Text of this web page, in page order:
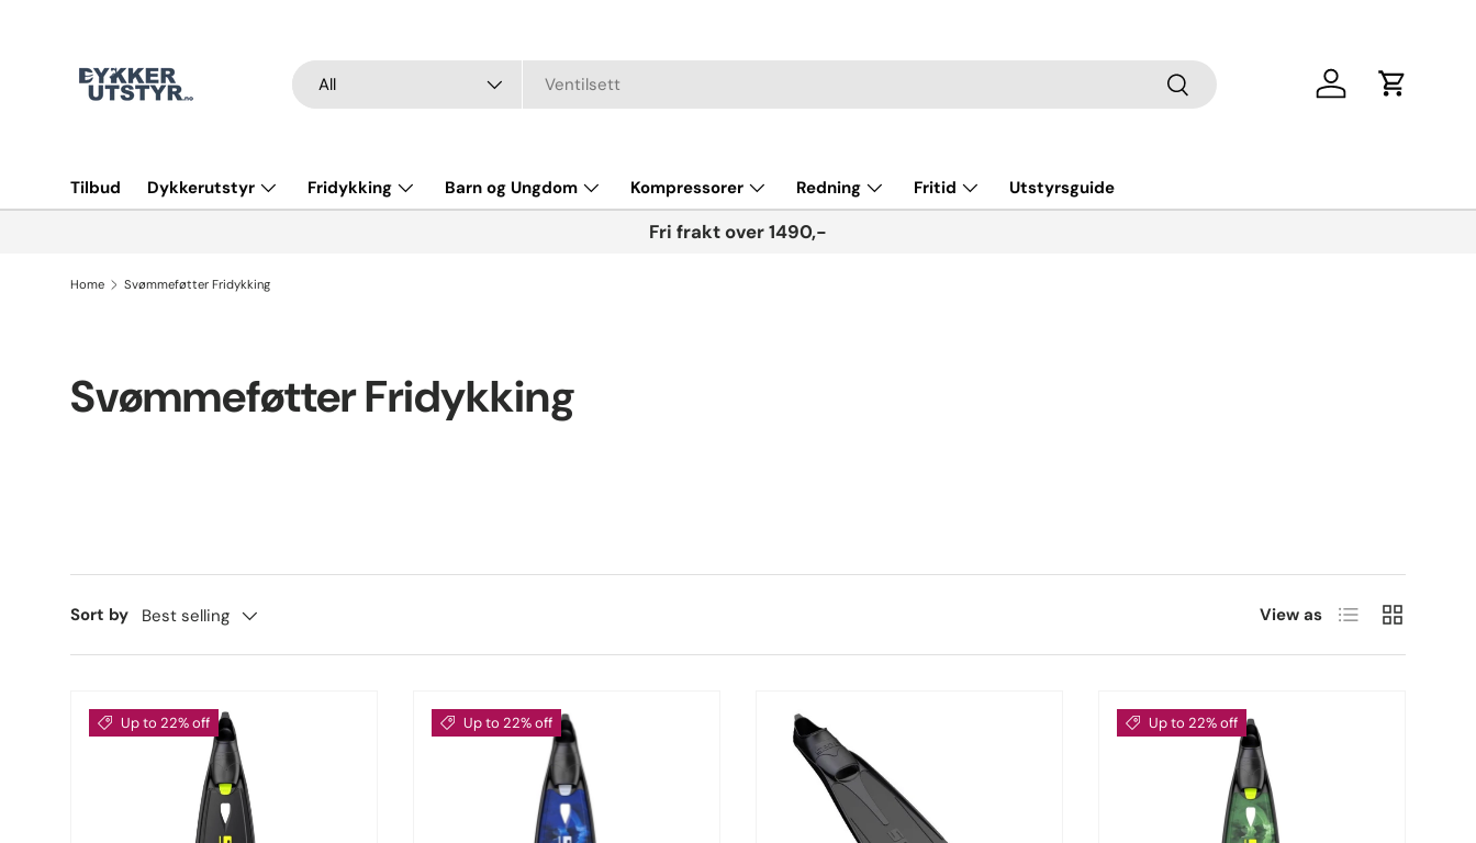
Søk
Product type
All Søk Log in Cart
Tilbud Dykkerutstyr Fridykking Barn og Ungdom Kompressorer Redning Fritid Utstyrsguide
Fri frakt over 1490,-
Home Svømmeføtter Fridykking
Svømmeføtter Fridykking
Sort by Best selling View as List Grid
Up to 22% off Up to 22% off Up to 22% off